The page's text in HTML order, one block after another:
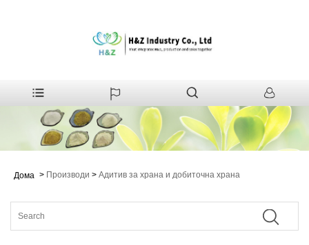
Дома > Производи > Адитив за храна и добиточна храна